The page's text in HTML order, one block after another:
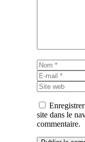
Nom
site dans le
commentaire.